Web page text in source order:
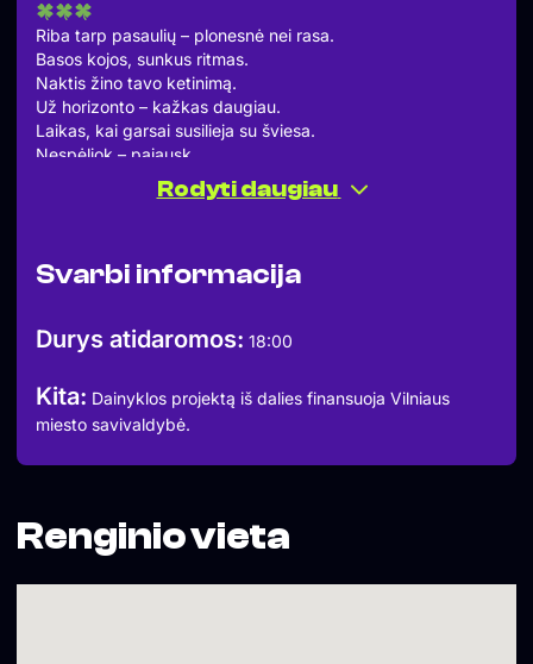
Riba tarp pasaulių – plonesnė nei rasa.
Basos kojos, sunkus ritmas.
Naktis žino tavo ketinimą.
Už horizonto – kažkas daugiau.
Laikas, kai garsai susilieja su šviesa.
Nespėliok – pajausk.
Viskas jau vyksta.
Tu tik dar nežinai.
NOISE FRACTURE sugrįžimas. Kaip buvo pradžioje taip ir
Rodyti daugiau
Svarbi informacija
Durys atidaromos: 18:00
Kita: Dainyklos projektą iš dalies finansuoja Vilniaus
miesto savivaldybė.
Renginio vieta